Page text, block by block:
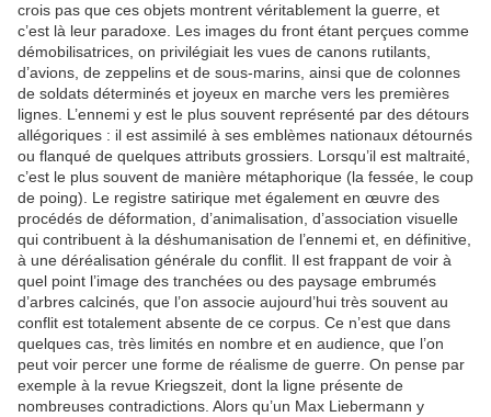
crois pas que ces objets montrent véritablement la guerre, et
c’est là leur paradoxe. Les images du front étant perçues comme
démobilisatrices, on privilégiait les vues de canons rutilants,
d’avions, de zeppelins et de sous-marins, ainsi que de colonnes
de soldats déterminés et joyeux en marche vers les premières
lignes. L’ennemi y est le plus souvent représenté par des détours
allégoriques : il est assimilé à ses emblèmes nationaux détournés
ou flanqué de quelques attributs grossiers. Lorsqu’il est maltraité,
c’est le plus souvent de manière métaphorique (la fessée, le coup
de poing). Le registre satirique met également en œuvre des
procédés de déformation, d’animalisation, d’association visuelle
qui contribuent à la déshumanisation de l’ennemi et, en définitive,
à une déréalisation générale du conflit. Il est frappant de voir à
quel point l’image des tranchées ou des paysage embrumés
d’arbres calcinés, que l’on associe aujourd’hui très souvent au
conflit est totalement absente de ce corpus. Ce n’est que dans
quelques cas, très limités en nombre et en audience, que l’on
peut voir percer une forme de réalisme de guerre. On pense par
exemple à la revue Kriegszeit, dont la ligne présente de
nombreuses contradictions. Alors qu’un Max Liebermann y